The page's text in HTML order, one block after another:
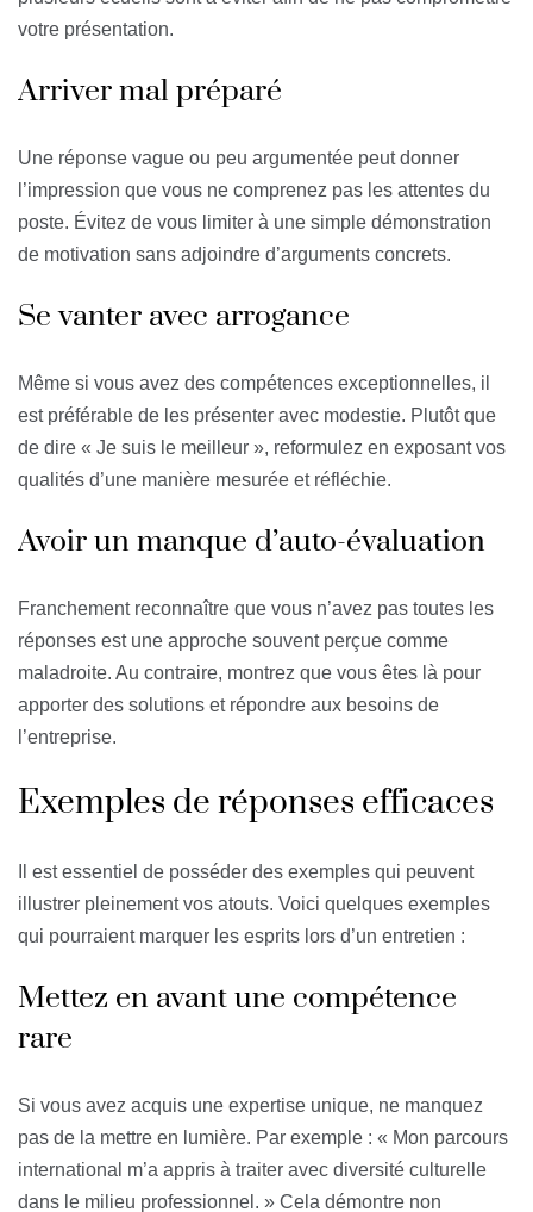
votre présentation.
Arriver mal préparé
Une réponse vague ou peu argumentée peut donner
l’impression que vous ne comprenez pas les attentes du
poste. Évitez de vous limiter à une simple démonstration
de motivation sans adjoindre d’arguments concrets.
Se vanter avec arrogance
Même si vous avez des compétences exceptionnelles, il
est préférable de les présenter avec modestie. Plutôt que
de dire « Je suis le meilleur », reformulez en exposant vos
qualités d’une manière mesurée et réfléchie.
Avoir un manque d’auto-évaluation
Franchement reconnaître que vous n’avez pas toutes les
réponses est une approche souvent perçue comme
maladroite. Au contraire, montrez que vous êtes là pour
apporter des solutions et répondre aux besoins de
l’entreprise.
Exemples de réponses efficaces
Il est essentiel de posséder des exemples qui peuvent
illustrer pleinement vos atouts. Voici quelques exemples
qui pourraient marquer les esprits lors d’un entretien :
Mettez en avant une compétence
rare
Si vous avez acquis une expertise unique, ne manquez
pas de la mettre en lumière. Par exemple : « Mon parcours
international m’a appris à traiter avec diversité culturelle
dans le milieu professionnel. » Cela démontre non